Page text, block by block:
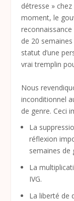
détresse »
moment, le
de 20
statut d’une
vrai tremplin
Nous
inconditionnel
de genre. Ceci
La
réflexion
semaines de
La
IVG.
La liberté de